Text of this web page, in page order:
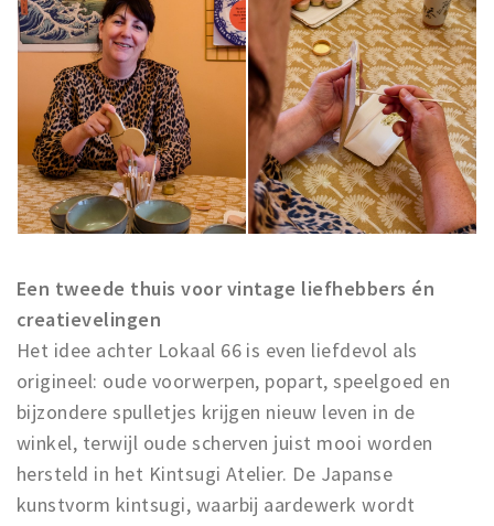
Bezienswaardigheden
Musea, theaters & podia
Uitjes & activiteiten
Studentenroutes
Natuurgebieden
Party pics
Eten
Slapen
Recreatief
Winkelgebieden
Deals
Parkeren
Een tweede thuis voor vintage liefhebbers én
creatievelingen
Het idee achter Lokaal 66 is even liefdevol als
origineel: oude voorwerpen, popart, speelgoed en
bijzondere spulletjes krijgen nieuw leven in de
winkel, terwijl oude scherven juist mooi worden
hersteld in het Kintsugi Atelier. De Japanse
kunstvorm kintsugi, waarbij aardewerk wordt